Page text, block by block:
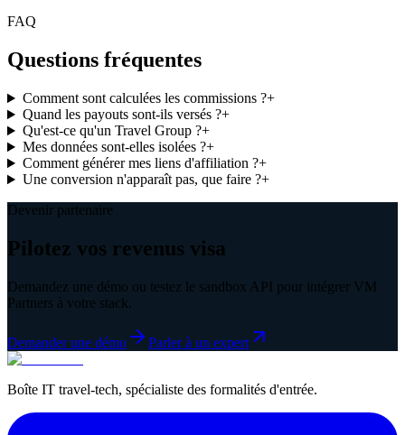
FAQ
Questions fréquentes
Comment sont calculées les commissions ?+
Quand les payouts sont-ils versés ?+
Qu'est-ce qu'un Travel Group ?+
Mes données sont-elles isolées ?+
Comment générer mes liens d'affiliation ?+
Une conversion n'apparaît pas, que faire ?+
Devenir partenaire
Pilotez vos revenus visa
Demandez une démo ou testez le sandbox API pour intégrer VM
Partners à votre stack.
Demander une démo Parler à un expert
Boîte IT travel-tech, spécialiste des formalités d'entrée.